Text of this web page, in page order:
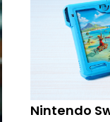
Nintendo